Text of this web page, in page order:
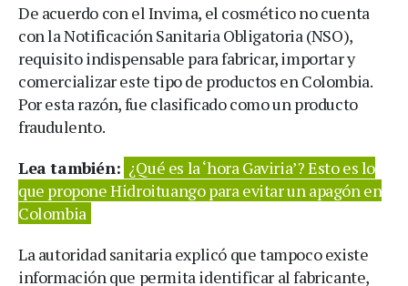
De acuerdo con el Invima, el cosmético no cuenta
con la Notificación Sanitaria Obligatoria (NSO),
requisito indispensable para fabricar, importar y
comercializar este tipo de productos en Colombia.
Por esta razón, fue clasificado como un producto
fraudulento.
Lea también: ¿Qué es la ‘hora Gaviria’? Esto es lo
que propone Hidroituango para evitar un apagón en
Colombia
La autoridad sanitaria explicó que tampoco existe
información que permita identificar al fabricante,